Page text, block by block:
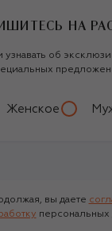
НА
об
Женское
вы даете
персональных